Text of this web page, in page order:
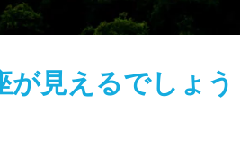
見えるでしょう